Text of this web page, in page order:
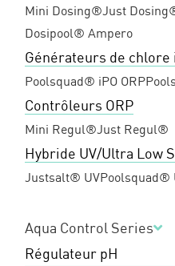
Mini Dosing®Just
Dosipool® Ampero
Générateurs de chlore
Poolsquad® iPO ORP
Contrôleurs ORP
Mini Regul®Just Regul®
Hybride UV/Ultra Low
Justsalt® UVPoolsquad®
Aqua Control Series
Régulateur pH